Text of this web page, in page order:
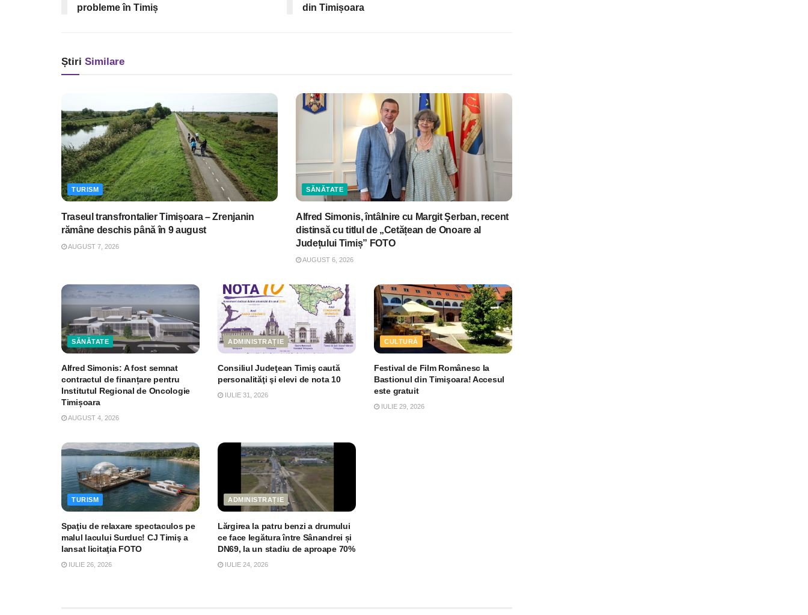
probleme în Timiș
din Timișoara
Știri Similare
TURISM
Traseul transfrontalier Timișoara – Zrenjanin
rămâne deschis până în 9 august
AUGUST 7, 2026
SĂNĂTATE
Alfred Simonis, întâlnire cu Margit Şerban, recent
distinsă cu titlul de „Cetățean de Onoare al
Județului Timiș” FOTO
AUGUST 6, 2026
SĂNĂTATE
Alfred Simonis: A fost semnat
contractul de finanțare pentru
Institutul Regional de Oncologie
Timișoara
AUGUST 4, 2026
ADMINISTRAȚIE
Consiliul Judeţean Timiş caută
personalităţi şi elevi de nota 10
IULIE 31, 2026
CULTURĂ
Festival de Film Românesc la
Bastionul din Timişoara! Accesul
este gratuit
IULIE 29, 2026
TURISM
Spaţiu de relaxare spectaculos pe
malul lacului Surduc! CJ Timiş a
lansat licitaţia FOTO
IULIE 26, 2026
ADMINISTRAȚIE
Lărgirea la patru benzi a drumului
ce face legătura între Sânandrei și
DN69, la un stadiu de aproape 70%
IULIE 24, 2026